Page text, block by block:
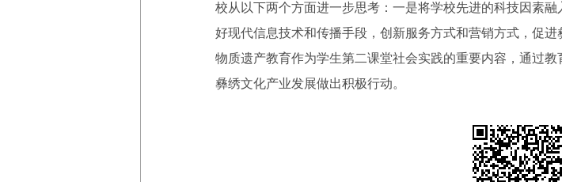
校从以下两个方面进一步思考：一是将学校先进的科技因素
好现代信息技术和传播手段，创新服务方式和营销方式，促
物质遗产教育作为学生第二课堂社会实践的重要内容，通过
彝绣文化产业发展做出积极行动。